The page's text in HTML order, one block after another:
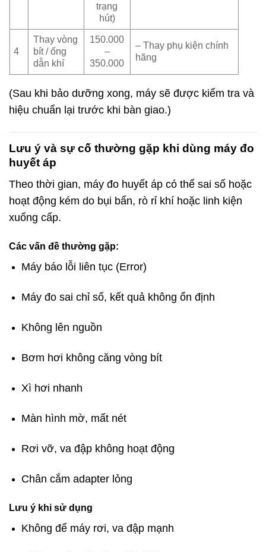
trạng
hút)
4
Thay vòng
bít / ống
dẫn khí
150.000
–
350.000
– Thay phụ kiện chính
hãng
(Sau khi bảo dưỡng xong, máy sẽ được kiểm tra và
hiệu chuẩn lại trước khi bàn giao.)
Lưu ý và sự cố thường gặp khi dùng máy đo
huyết áp
Theo thời gian, máy đo huyết áp có thể sai số hoặc
hoạt động kém do bụi bẩn, rò rỉ khí hoặc linh kiện
xuống cấp.
Các vấn đề thường gặp:
Máy báo lỗi liên tục (Error)
Máy đo sai chỉ số, kết quả không ổn định
Không lên nguồn
Bơm hơi không căng vòng bít
Xì hơi nhanh
Màn hình mờ, mất nét
Rơi vỡ, va đập không hoạt động
Chân cắm adapter lỏng
Lưu ý khi sử dụng
Không để máy rơi, va đập mạnh